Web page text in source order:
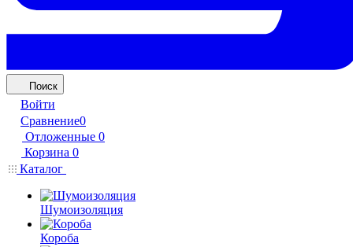
Поиск
Войти
Сравнение0
Отложенные 0
Корзина 0
Каталог
Шумоизоляция
Короба